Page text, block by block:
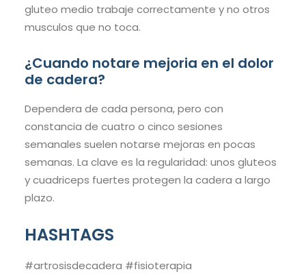
gluteo medio trabaje correctamente y no otros
musculos que no toca.
¿Cuando notare mejoria en el dolor
de cadera?
Dependera de cada persona, pero con
constancia de cuatro o cinco sesiones
semanales suelen notarse mejoras en pocas
semanas. La clave es la regularidad: unos gluteos
y cuadriceps fuertes protegen la cadera a largo
plazo.
HASHTAGS
#artrosisdecadera #fisioterapia